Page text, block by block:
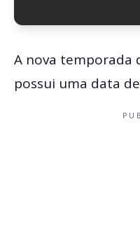
A nova temporada
possui uma data